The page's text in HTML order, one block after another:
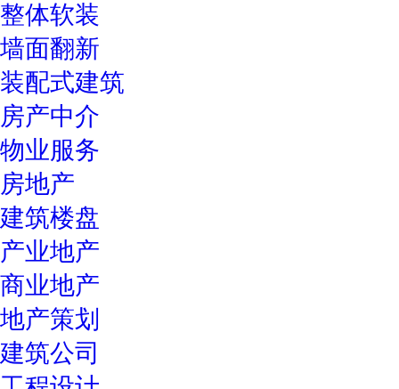
整体软装
墙面翻新
装配式建筑
房产中介
物业服务
房地产
建筑楼盘
产业地产
商业地产
地产策划
建筑公司